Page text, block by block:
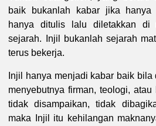
baik bukanlah kabar jika
hanya ditulis lalu diletakkan di
sejarah. Injil bukanlah sejarah
terus bekerja.
Injil hanya menjadi kabar baik
menyebutnya firman, teologi,
tidak disampaikan, tidak
maka Injil itu kehilangan